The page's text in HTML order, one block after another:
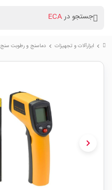
جستجو درECA
chevron_right ابزارآلات و تجهیزات chevron_right دماسنج و رطوبت سنج
chevron_right